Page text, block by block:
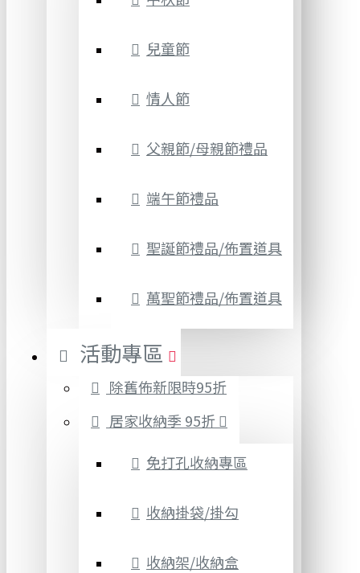
兒童節
情人節
父親節/母親節禮品
端午節禮品
聖誕節禮品/佈置道具
萬聖節禮品/佈置道具
活動專區
除舊佈新限時95折
居家收納季 95折
免打孔收納專區
收納掛袋/掛勾
收納架/收納盒